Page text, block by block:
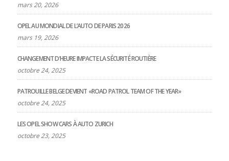
mars 20, 2026
OPEL AU MONDIAL DE L’AUTO DE PARIS 2026
mars 19, 2026
CHANGEMENT D’HEURE IMPACTE LA SÉCURITÉ ROUTIÈRE
octobre 24, 2025
PATROUILLE BELGE DEVIENT «ROAD PATROL TEAM OF THE YEAR»
octobre 24, 2025
LES OPEL SHOW CARS À AUTO ZURICH
octobre 23, 2025